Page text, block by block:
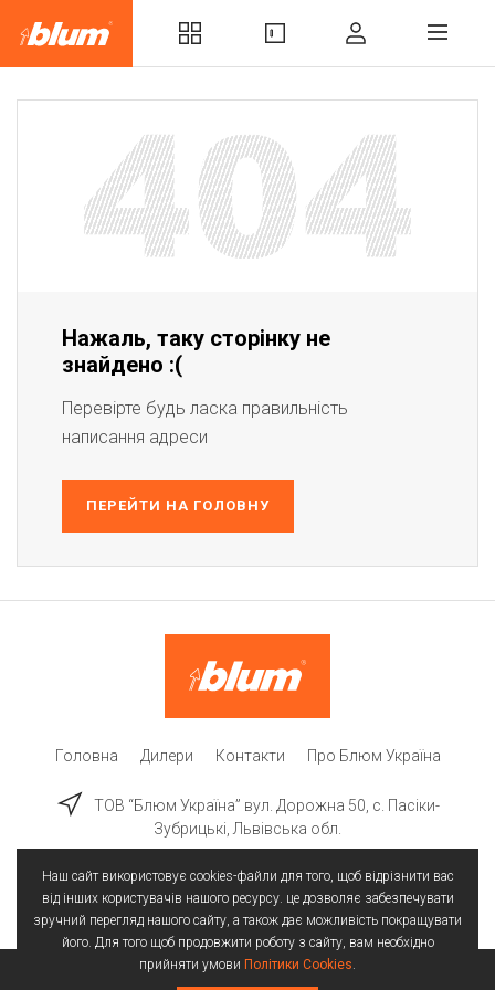
Нажаль, таку сторінку не
знайдено :(
Перевірте будь ласка правильність
написання адреси
ПЕРЕЙТИ НА ГОЛОВНУ
Головна Дилери Контакти Про Блюм Україна
ТОВ “Блюм Україна” вул. Дорожна 50, c. Пасіки-
Зубрицькі, Львівська обл.
Наш сайт використовує cookies-файли для того, щоб відрізнити вас
від інших користувачів нашого ресурсу. це дозволяє забезпечувати
зручний перегляд нашого сайту, а також дає можливість покращувати
його. Для того щоб продовжити роботу з сайту, вам необхідно
прийняти умови Політики Cookies.